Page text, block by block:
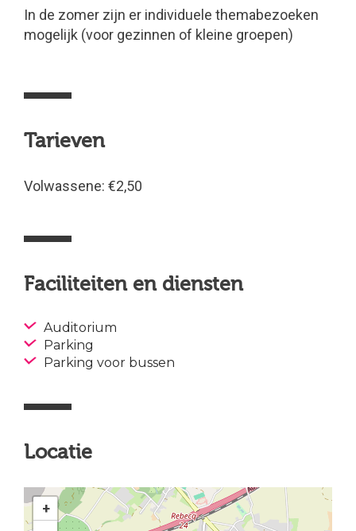
In de zomer zijn er individuele themabezoeken
mogelijk (voor gezinnen of kleine groepen)
Tarieven
Volwassene: €2,50
Faciliteiten en diensten
Auditorium
Parking
Parking voor bussen
Locatie
+